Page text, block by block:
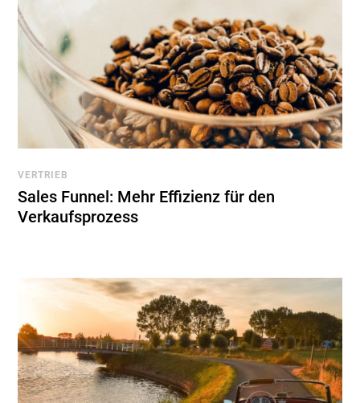
VERTRIEB
Sales Funnel: Mehr Effizienz für den
Verkaufsprozess